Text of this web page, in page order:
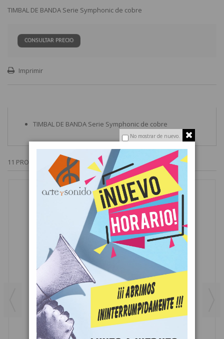
No mostrar de nuevo.
TIMBAL DE BANDA Serie Symphonic de cobre
CONSULTAR PRECIO
Imprimir
TIMBAL DE BANDA Serie Symphonic de cobre
11 PRODUCTOS MÁS EN LA MISMA CATEGORÍA: